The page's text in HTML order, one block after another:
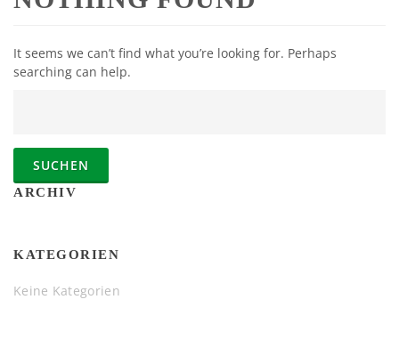
It seems we can’t find what you’re looking for. Perhaps
searching can help.
ARCHIV
KATEGORIEN
Keine Kategorien